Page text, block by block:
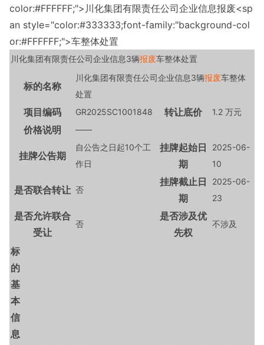
color:#FFFFFF;">川化集团有限责任公司企业信息报废<sp
an style="color:#333333;font-family:"background-col
or:#FFFFFF;">车整体处置
川化集团有限责任公司企业信息3辆报废车整体处置
标的名称
川化集团有限责任公司企业信息3辆报废车整体
处置
项目编码 GR2025SC1001848 转让底价 1.2 万元
价格说明 ——
挂牌公告期
自公告之日起10个工
作日
挂牌起始日
期
2025-06-
10
是否联合转让 否
挂牌截止日
期
2025-06-
23
是否允许联合
受让
否
是否涉及优
先权
不涉及
标
的
基
本
信
息